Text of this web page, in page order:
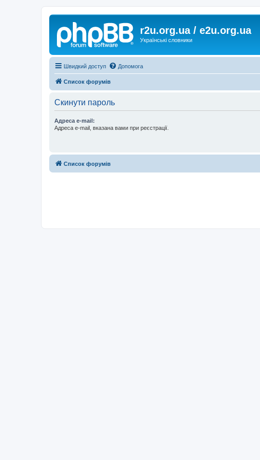
r2u.org.ua / e2u.org.ua
Українські словники
Швидкий доступ Допомога
Список форумів
Скинути пароль
Адреса e-mail:
Адреса e-mail, вказана вами при реєстрації.
Список форумів